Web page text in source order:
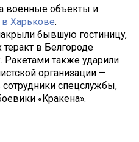
военные объекты и
Харькове.
бывшую гостиницу,
в Белгороде
Ракетами также ударили
организации —
спецслужбы,
«Кракена».